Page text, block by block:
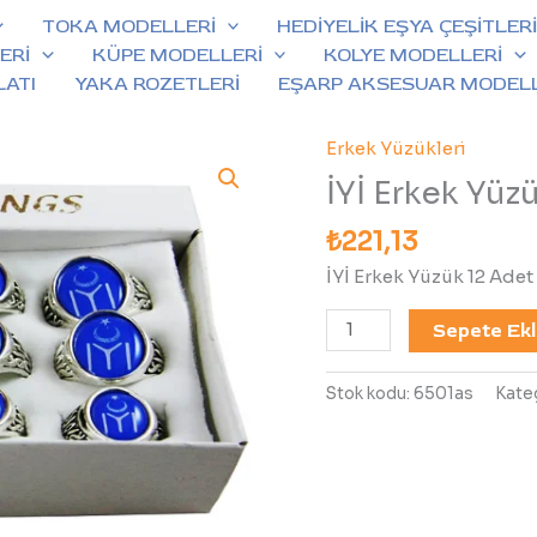
TOKA MODELLERİ
HEDİYELİK EŞYA ÇEŞİTLERİ
KÜPE MODELLERİ
KOLYE MODELLERİ
YAKA ROZETLERİ
EŞARP AKSESUAR
Erkek Yüzükleri
İYİ Erkek
₺221,13
İYİ Erkek Yüzük 12
İYİ
Erkek
Yüzük
12
Adet
adet
Sepete
Stok kodu: 6501as